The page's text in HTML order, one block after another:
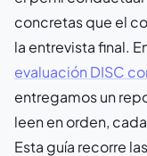
concretas que el
la entrevista final.
evaluación DISC
entregamos un
leen en orden,
Esta guía recorre